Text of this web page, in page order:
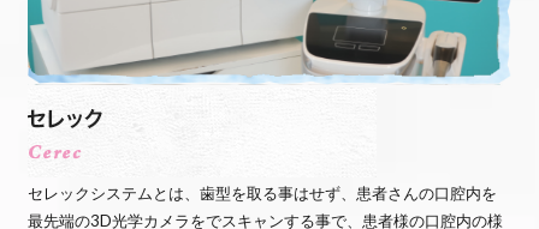
セレックシステムとは、歯型を取る事はせず、患者さんの口腔内を
最先端の3D光学カメラをでスキャンする事で、患者様の口腔内の様